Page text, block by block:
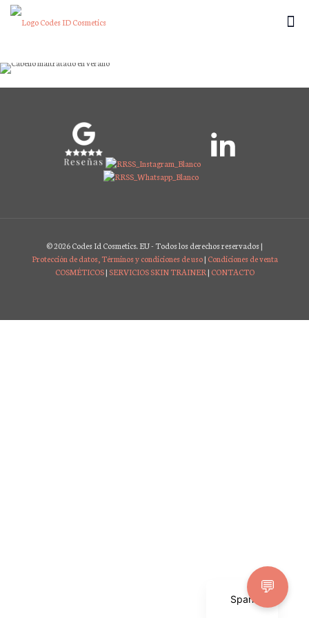
¿Cómo revitalizar tu cabello tras el verano? La
© 2026 Codes Id Cosmetics. EU - Todos los derechos reservados |
Protección de datos, Términos y condiciones de uso| Condiciones de venta
COSMÉTICOS| SERVICIOS SKIN TRAINER | CONTACTO
💬
×
Spanish
English